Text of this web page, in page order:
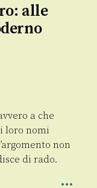
alle
a che
loro nomi
non
di rado.